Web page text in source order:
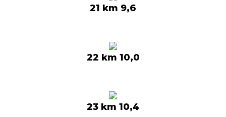
21 km 9,6
22 km 10,0
23 km 10,4